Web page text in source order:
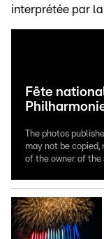
interprétée par
Fête
The photos
may not be
of the owner of the